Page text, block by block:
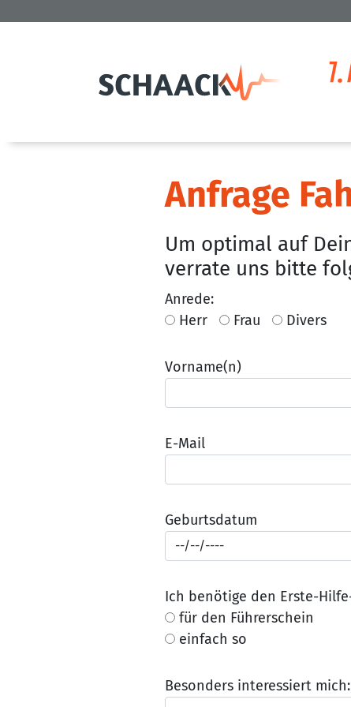
Anfrage
Um optimal auf
verrate uns bitte
Anrede:
Herr
Frau Divers
Vorname(n)
E-Mail
Geburtsdatum
Ich benötige den Erste-
für den Führerschein
einfach so
Besonders interessiert mich: